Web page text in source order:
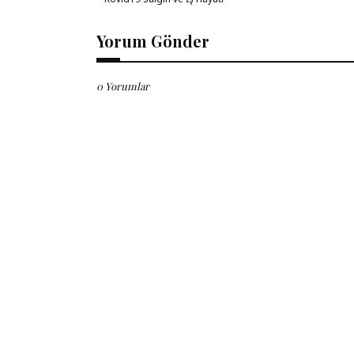
Yorum Gönder
0 Yorumlar